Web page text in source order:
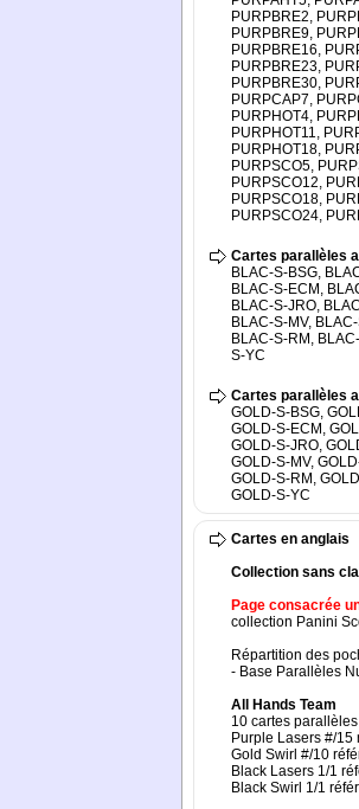
PURPBRE2,
PURPBRE9,
PURPBRE16,
PURPBRE23,
PURPBRE30,
PURPCAP7,
PURPHOT4,
PURPHOT11,
PURPHOT18,
PURPSCO5,
PURPSCO12,
PURPSCO18,
PURPSCO24,
Cartes parallèles
BLAC-S-BSG,
BLAC-S-ECM,
BLAC-S-JRO,
BLAC-S-MV,
BLAC-S-RM,
S-YC
Cartes parallèles
GOLD-S-BSG,
GOLD-S-ECM,
GOLD-S-JRO,
GOLD-S-MV,
GOLD-S-RM,
GOLD-S-YC
Cartes en anglais
Collection sans
Page consacrée
collection Panini
Répartition des
- Base Parallèles
All Hands Team
10 cartes
Purple Lasers #/15
Gold Swirl #/10
Black Lasers 1/1
Black Swirl 1/1